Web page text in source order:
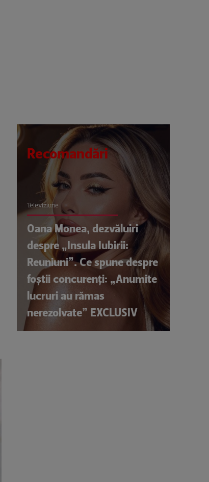
Recomandări
Televiziune
Oana Monea, dezvăluiri
despre „Insula Iubirii:
Reuniuni”. Ce spune despre
foștii concurenți: „Anumite
lucruri au rămas
nerezolvate” EXCLUSIV